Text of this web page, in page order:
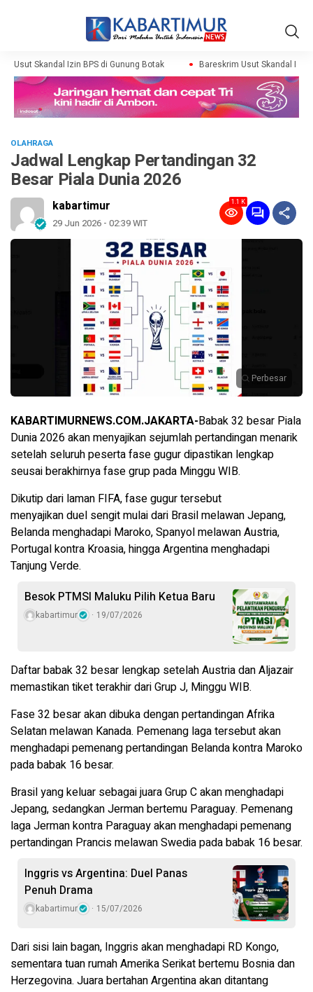
Usut Skandal Izin BPS di Gunung Botak Bareskrim Usut Skandal Izin
OLAHRAGA
Jadwal Lengkap Pertandingan 32
Besar Piala Dunia 2026
kabartimur
29 Jun 2026 - 02:39 WIT
1.1 K
Perbesar
KABARTIMURNEWS.COM.JAKARTA-Babak 32 besar Piala
Dunia 2026 akan menyajikan sejumlah pertandingan menarik
setelah seluruh peserta fase gugur dipastikan lengkap
seusai berakhirnya fase grup pada Minggu WIB.
Dikutip dari laman FIFA, fase gugur tersebut
menyajikan duel sengit mulai dari Brasil melawan Jepang,
Belanda menghadapi Maroko, Spanyol melawan Austria,
Portugal kontra Kroasia, hingga Argentina menghadapi
Tanjung Verde.
Besok PTMSI Maluku Pilih Ketua Baru
kabartimur 19/07/2026
Daftar babak 32 besar lengkap setelah Austria dan Aljazair
memastikan tiket terakhir dari Grup J, Minggu WIB.
Fase 32 besar akan dibuka dengan pertandingan Afrika
Selatan melawan Kanada. Pemenang laga tersebut akan
menghadapi pemenang pertandingan Belanda kontra Maroko
pada babak 16 besar.
Brasil yang keluar sebagai juara Grup C akan menghadapi
Jepang, sedangkan Jerman bertemu Paraguay. Pemenang
laga Jerman kontra Paraguay akan menghadapi pemenang
pertandingan Prancis melawan Swedia pada babak 16 besar.
Inggris vs Argentina: Duel Panas
Penuh Drama
kabartimur 15/07/2026
Dari sisi lain bagan, Inggris akan menghadapi RD Kongo,
sementara tuan rumah Amerika Serikat bertemu Bosnia dan
Herzegovina. Juara bertahan Argentina akan ditantang